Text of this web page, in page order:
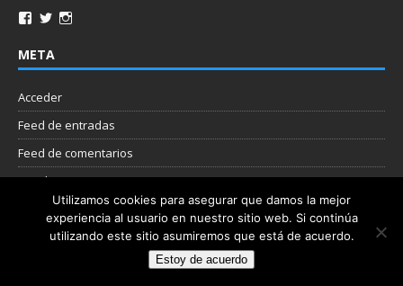
META
Acceder
Feed de entradas
Feed de comentarios
WordPress.org
Nube de etiquetas
Copyright © 2026 | Plantilla WordPress por
Utilizamos cookies para asegurar que damos la mejor
experiencia al usuario en nuestro sitio web. Si continúa
utilizando este sitio asumiremos que está de acuerdo.
Estoy de acuerdo